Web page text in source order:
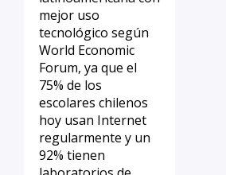
mejor uso
tecnológico según
World Economic
Forum, ya que el
75% de los
escolares chilenos
hoy usan Internet
regularmente y un
92% tienen